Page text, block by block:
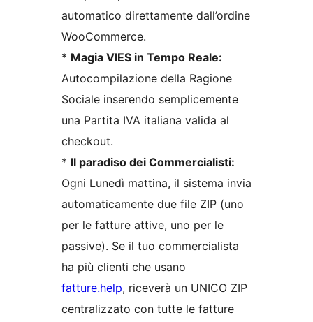
automatico direttamente dall’ordine
WooCommerce.
* Magia VIES in Tempo Reale:
Autocompilazione della Ragione
Sociale inserendo semplicemente
una Partita IVA italiana valida al
checkout.
* Il paradiso dei Commercialisti:
Ogni Lunedì mattina, il sistema invia
automaticamente due file ZIP (uno
per le fatture attive, uno per le
passive). Se il tuo commercialista
ha più clienti che usano
fatture.help, riceverà un UNICO ZIP
centralizzato con tutte le fatture